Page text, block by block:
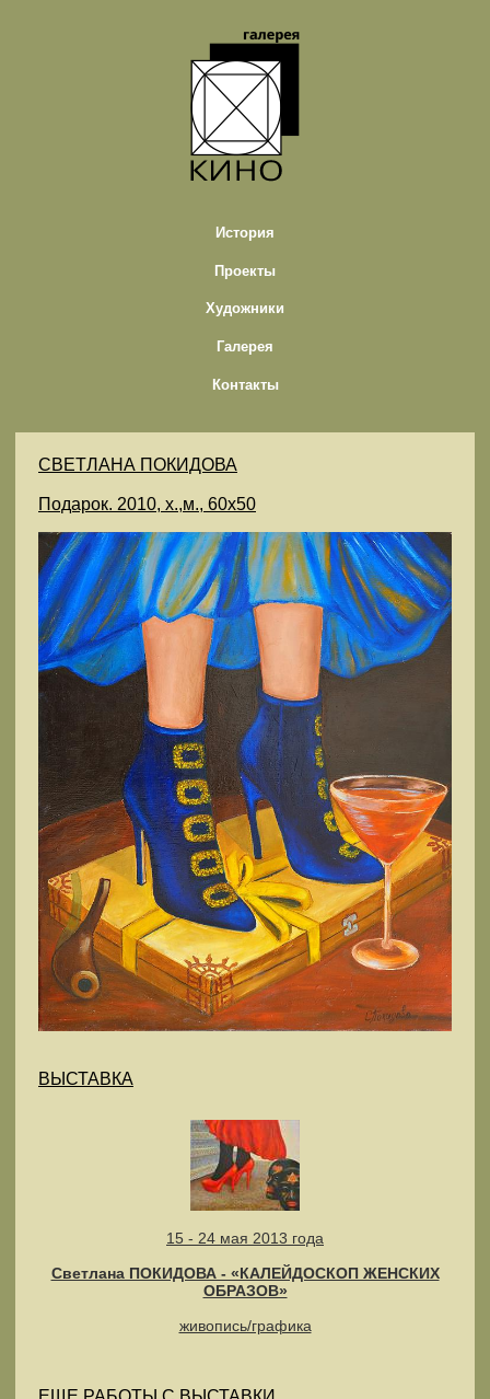
История
Проекты
Художники
Галерея
Контакты
СВЕТЛАНА ПОКИДОВА
Подарок. 2010, х.,м., 60х50
ВЫСТАВКА
15 - 24 мая 2013 года
Светлана ПОКИДОВА - «КАЛЕЙДОСКОП ЖЕНСКИХ
ОБРАЗОВ»
живопись/графика